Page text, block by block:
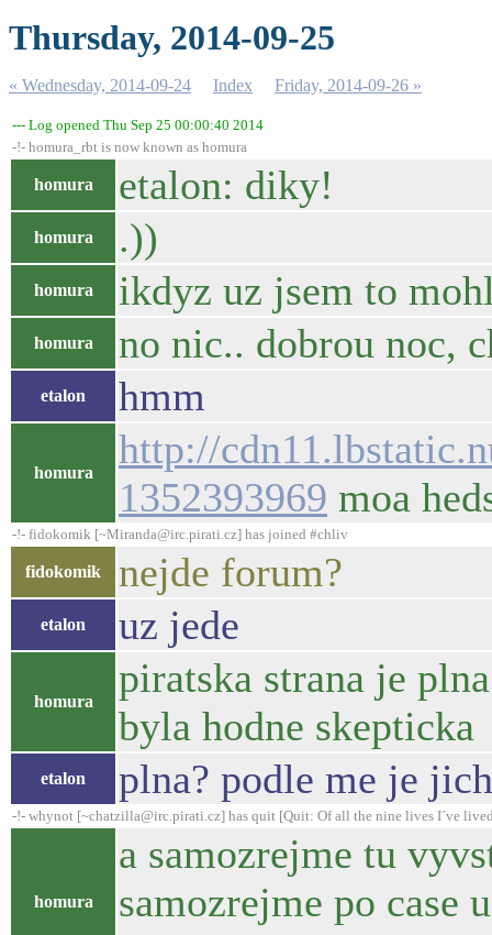
Thursday, 2014-09-25
« Wednesday, 2014-09-24 Index Friday, 2014-09-26 »
--- Log opened Thu Sep 25 00:00:40 2014
-!- homura_rbt is now known as homura
homura etalon: diky!
homura .))
homura ikdyz uz jsem to
homura no nic.. dobrou noc,
etalon hmm
homura
http://
1352393969 moa
-!- fidokomik [~Miranda@irc.pirati.cz] has joined #chliv
fidokomik nejde forum?
etalon uz jede
homura
piratska strana je
byla hodne skepticka
etalon plna? podle me je
-!- whynot [~chatzilla@irc.pirati.cz] has quit [Quit: Of all the nine lives I´ve
homura
a samozrejme tu
samozrejme po case